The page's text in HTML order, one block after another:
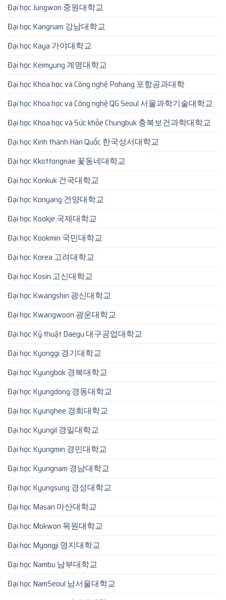
Đại học Jungwon 중원대학교
Đại học Kangnam 강남대학교
Đại học Kaya 가야대학교
Đại học Keimyung 계명대학교
Đại học Khoa học và Công nghệ Pohang 포항공과대학
Đại học Khoa học và Công nghệ QG Seoul 서울과학기술대학교
Đại học Khoa học và Sức khỏe Chungbuk 충북보건과학대학교
Đại học Kinh thánh Hàn Quốc 한국성서대학교
Đại học Kkottongnae 꽃동네대학교
Đại học Konkuk 건국대학교
Đại học Konyang 건양대학교
Đại học Kookje 국제대학교
Đại học Kookmin 국민대학교
Đại học Korea 고려대학교
Đại học Kosin 고신대학교
Đại học Kwangshin 광신대학교
Đại học Kwangwoon 광운대학교
Đại học Kỹ thuật Daegu 대구공업대학교
Đại học Kyonggi 경기대학교
Đại học Kyungbok 경복대학교
Đại học Kyungdong 경동대학교
Đại học Kyunghee 경희대학교
Đại học Kyungil 경일대학교
Đại học Kyungmin 경민대학교
Đại học Kyungnam 경남대학교
Đại học Kyungsung 경성대학교
Đại học Masan 마산대학교
Đại học Mokwon 목원대학교
Đại học Myongji 명지대학교
Đại học Nambu 남부대학교
Đại học NamSeoul 남서울대학교